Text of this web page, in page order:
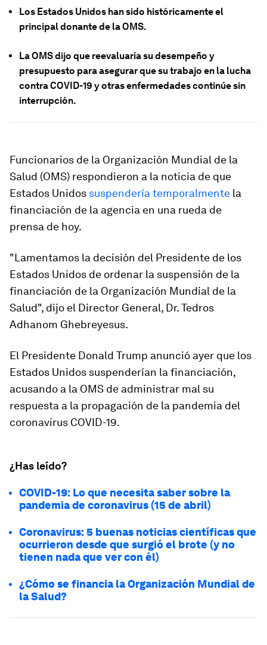
Los Estados Unidos han sido históricamente el
principal donante de la OMS.
La OMS dijo que reevaluaría su desempeño y
presupuesto para asegurar que su trabajo en la lucha
contra COVID-19 y otras enfermedades continúe sin
interrupción.
Funcionarios de la Organización Mundial de la
Salud (OMS) respondieron a la noticia de que
Estados Unidos suspendería temporalmente la
financiación de la agencia en una rueda de
prensa de hoy.
"Lamentamos la decisión del Presidente de los
Estados Unidos de ordenar la suspensión de la
financiación de la Organización Mundial de la
Salud", dijo el Director General, Dr. Tedros
Adhanom Ghebreyesus.
El Presidente Donald Trump anunció ayer que los
Estados Unidos suspenderían la financiación,
acusando a la OMS de administrar mal su
respuesta a la propagación de la pandemia del
coronavirus COVID-19.
¿Has leído?
COVID-19: Lo que necesita saber sobre la
pandemia de coronavirus (15 de abril)
Coronavirus: 5 buenas noticias científicas que
ocurrieron desde que surgió el brote (y no
tienen nada que ver con él)
¿Cómo se financia la Organización Mundial de
la Salud?